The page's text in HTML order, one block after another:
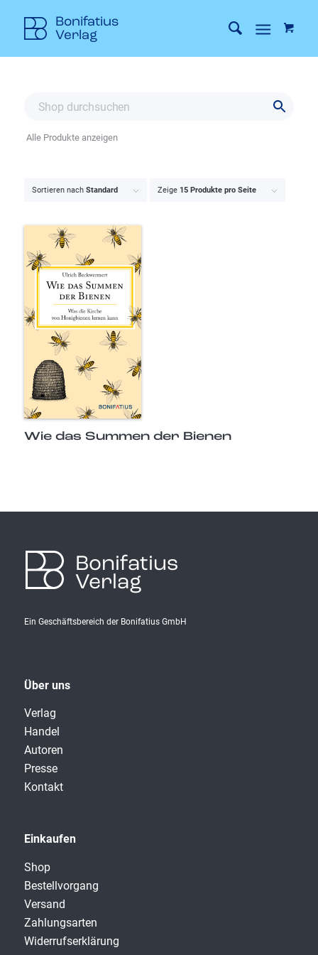
Sortieren nach Standard Zeige 15 Produkte pro Seite
Wie das Summen der Bienen
Alle Produkte anzeigen
Bonifatius
Verlag
Ein Geschäftsbereich der Bonifatius GmbH
Über uns
Verlag
Handel
Autoren
Presse
Kontakt
Einkaufen
Shop
Bestellvorgang
Versand
Zahlungsarten
Widerrufserklärung